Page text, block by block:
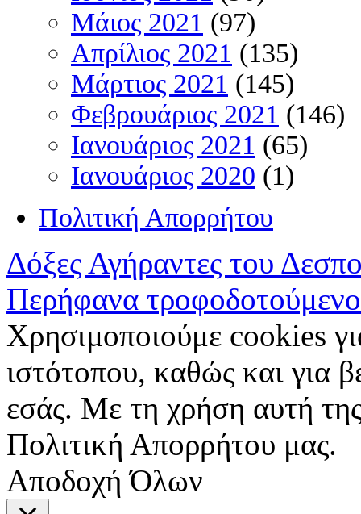
Μάιος 2021 (97)
Απρίλιος 2021 (135)
Μάρτιος 2021 (145)
Φεβρουάριος 2021 (146)
Ιανουάριος 2021 (65)
Ιανουάριος 2020 (1)
Πολιτική Απορρήτου
Δόξες Αγήραντες του
Περήφανα
Χρησιμοποιούμε cookies
ιστότοπου, καθώς και για
εσάς. Με τη χρήση αυτή
Πολιτική Απορρήτου μας.
Αποδοχή Όλων